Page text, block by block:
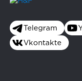
Telegram
Vkontakte